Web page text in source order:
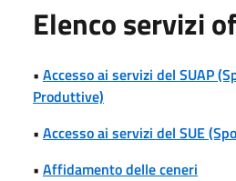
Elenco servizi
• Accesso ai servizi del SUAP
Produttive)
• Accesso ai servizi del SUE
• Affidamento delle ceneri